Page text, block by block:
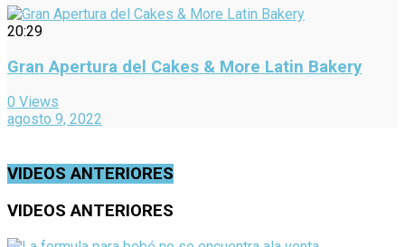
20:29
Gran Apertura del Cakes & More Latin Bakery
0 Views
agosto 9, 2022
VIDEOS ANTERIORES
VIDEOS ANTERIORES